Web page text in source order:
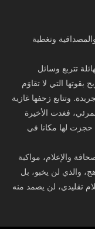
وتغطية
تتربع وسائل
التي لا تقاوَم
وتتابع زحفها غازية
فغدت الأخيرة
حجزت لها مكانا في
والإعلام، مواكبة
والذي لن يخبو، بل
تقليدي، لن يصمد منه